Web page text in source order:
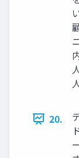
20.